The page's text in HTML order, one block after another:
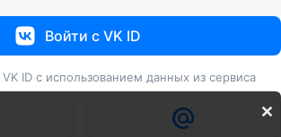
Войти с VK ID
ID с использованием данных из сервиса